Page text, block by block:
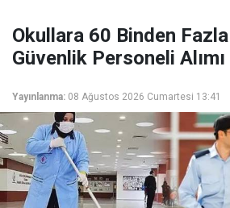
Okullara 60 Binden
Güvenlik Personeli Alımı
Yayınlanma: 08 Ağustos 2026 Cumartesi 13:41